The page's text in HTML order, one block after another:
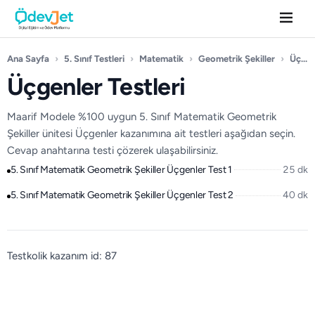
Ana Sayfa › 5. Sınıf Testleri › Matematik › Geometrik Şekiller › Üçgenler
Üçgenler Testleri
Maarif Modele %100 uygun 5. Sınıf Matematik Geometrik
Şekiller ünitesi Üçgenler kazanımına ait testleri aşağıdan seçin.
Cevap anahtarına testi çözerek ulaşabilirsiniz.
5. Sınıf Matematik Geometrik Şekiller Üçgenler Test 1 25 dk
5. Sınıf Matematik Geometrik Şekiller Üçgenler Test 2 40 dk
Testkolik kazanım id: 87